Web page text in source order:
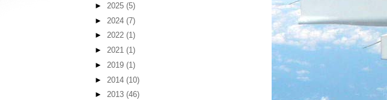
► 2025 (5)
► 2024 (7)
► 2022 (1)
► 2021 (1)
► 2019 (1)
► 2014 (10)
► 2013 (46)